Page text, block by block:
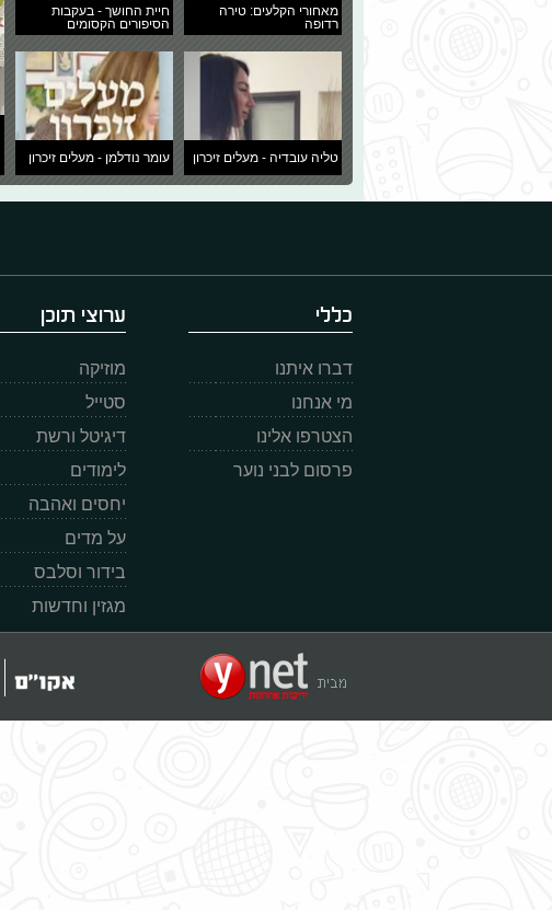
מאחורי הקלעים: טירה
רדופה
חיית החושך - בעקבות
הסיפורים הקסומים
טליה עובדיה - מעלים זיכרון עומר נודלמן - מעלים זיכרון
כללי
דברו איתנו
מי אנחנו
הצטרפו אלינו
פרסום לבני נוער
ערוצי תוכן
מוזיקה
סטייל
דיגיטל ורשת
לימודים
יחסים ואהבה
על מדים
בידור וסלבס
מגזין וחדשות